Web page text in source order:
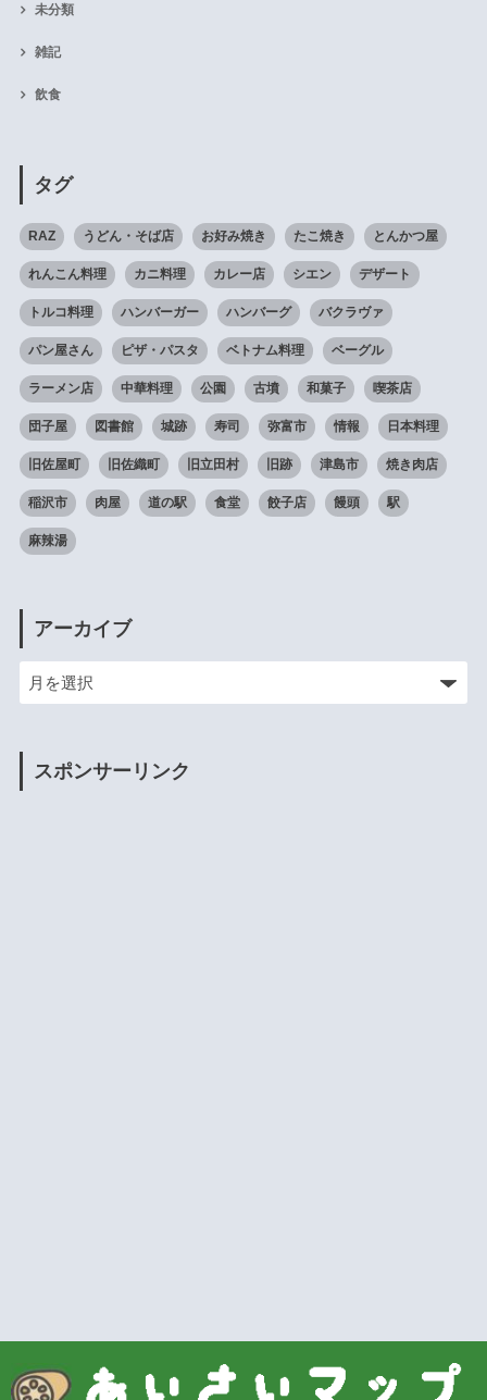
未分類
雑記
飲食
タグ
RAZ うどん・そば店 お好み焼き たこ焼き とんかつ屋
れんこん料理 カニ料理 カレー店 シエン デザート
トルコ料理 ハンバーガー ハンバーグ バクラヴァ
パン屋さん ピザ・パスタ ベトナム料理 ベーグル
ラーメン店 中華料理 公園 古墳 和菓子 喫茶店
団子屋 図書館 城跡 寿司 弥富市 情報 日本料理
旧佐屋町 旧佐織町 旧立田村 旧跡 津島市 焼き肉店
稲沢市 肉屋 道の駅 食堂 餃子店 饅頭 駅
麻辣湯
アーカイブ
スポンサーリンク